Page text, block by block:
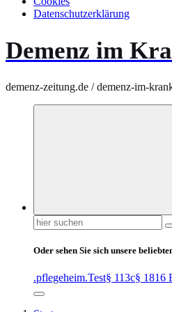
Datenschutzerklärung
Demenz im
demenz-zeitung.de / demenz-im-
Suchen
nach:
Oder sehen Sie sich unsere
.pflegeheim.Test§ 113c§ 1816